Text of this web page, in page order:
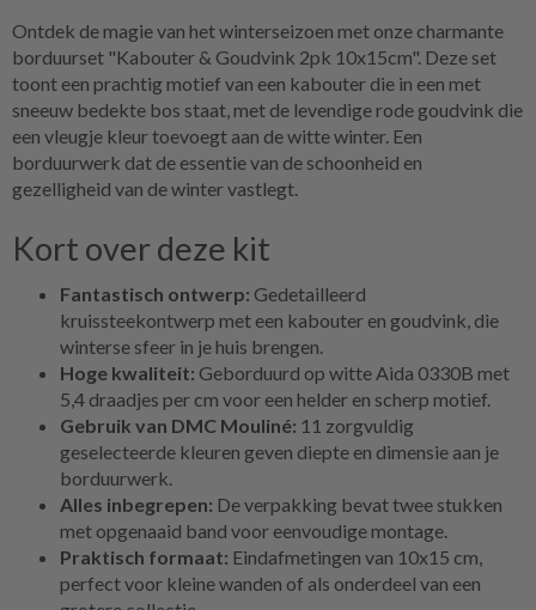
Ontdek de magie van het winterseizoen met onze charmante
borduurset "Kabouter & Goudvink 2pk 10x15cm". Deze set
toont een prachtig motief van een kabouter die in een met
sneeuw bedekte bos staat, met de levendige rode goudvink die
een vleugje kleur toevoegt aan de witte winter. Een
borduurwerk dat de essentie van de schoonheid en
gezelligheid van de winter vastlegt.
Kort over deze kit
Fantastisch ontwerp: Gedetailleerd
kruissteekontwerp met een kabouter en goudvink, die
winterse sfeer in je huis brengen.
Hoge kwaliteit: Geborduurd op witte Aida 0330B met
5,4 draadjes per cm voor een helder en scherp motief.
Gebruik van DMC Mouliné: 11 zorgvuldig
geselecteerde kleuren geven diepte en dimensie aan je
borduurwerk.
Alles inbegrepen: De verpakking bevat twee stukken
met opgenaaid band voor eenvoudige montage.
Praktisch formaat: Eindafmetingen van 10x15 cm,
perfect voor kleine wanden of als onderdeel van een